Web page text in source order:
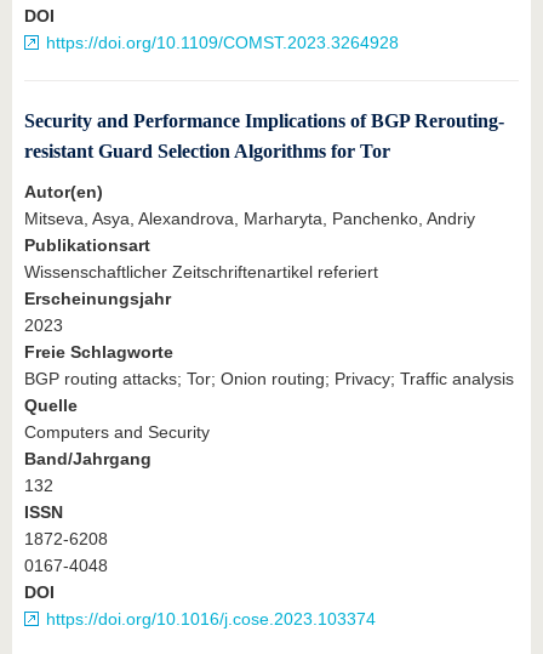
DOI
https://doi.org/10.1109/COMST.2023.3264928
Security and Performance Implications of BGP Rerouting-
resistant Guard Selection Algorithms for Tor
Autor(en)
Mitseva, Asya, Alexandrova, Marharyta, Panchenko, Andriy
Publikationsart
Wissenschaftlicher Zeitschriftenartikel referiert
Erscheinungsjahr
2023
Freie Schlagworte
BGP routing attacks; Tor; Onion routing; Privacy; Traffic analysis
Quelle
Computers and Security
Band/Jahrgang
132
ISSN
1872-6208
0167-4048
DOI
https://doi.org/10.1016/j.cose.2023.103374